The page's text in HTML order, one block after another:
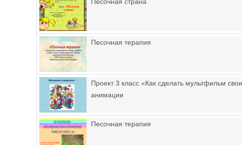
Песочная терапия
Проект 3 класс «Как сделать мультфильм
анимации
Песочная терапия